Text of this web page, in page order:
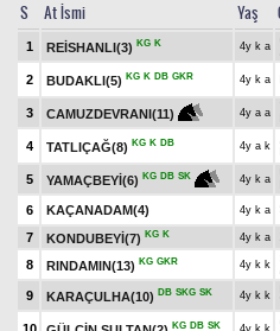
S At İsmi Yaş
1 REİSHANLI(3) KG K 4y k a
2 BUDAKLI(5) KG K DB GKR 4y k a
3 CAMUZDEVRANI(11) 4y a a
4 TATLIÇAĞ(8) KG K DB 4y a k
5 YAMAÇBEYİ(6) KG DB SK 4y k a
6 KAÇANADAM(4) 4y k a
7
KONDUBEYİ(7) KG K 4y k a
8
RINDAMIN(13) KG GKR 4y k k
9 KARAÇULHA(10) DB SKG SK 4y k k
KG DB SK 4y k k